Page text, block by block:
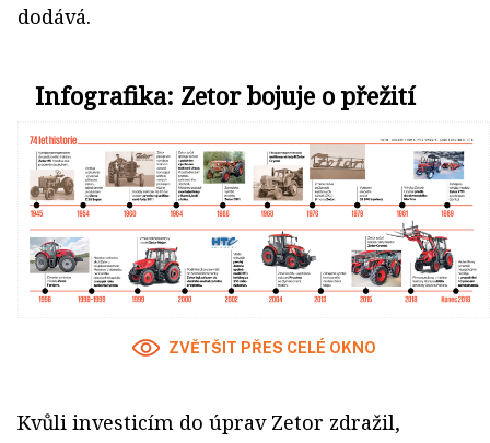
dodává.
Infografika: Zetor bojuje o přežití
ZVĚTŠIT PŘES CELÉ OKNO
Kvůli investicím do úprav Zetor zdražil,